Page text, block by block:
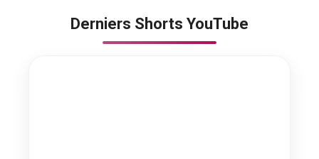
Derniers Shorts YouTube